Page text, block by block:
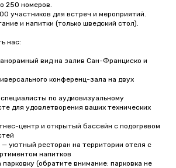
250 номеров.
участников для встреч и мероприятий.
и напитки (только шведский стол).
нас:
вид на залив Сан-Франциско и
конференц-зала на двух
по аудиовизуальному
для удовлетворения ваших технических
центр и открытый бассейн с подогревом
— уютный ресторан на территории отеля с
напитков
(обратите внимание: парковка не